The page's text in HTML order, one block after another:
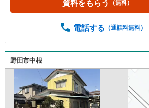
ン専門アドバイザーおります！お気
い、不動産早期現金化をしたい、他
成約に至らなかった場合、予め設定
で当社が買取致します。越谷の戸建、
取は埼玉相互住宅春日部店まで！
資料をもらう （無料）
電話する （通話料無料）
野田市中根